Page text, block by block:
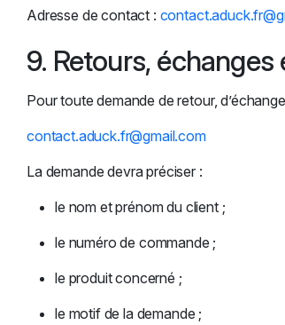
Adresse de contact :
9. Retours,
Pour toute demande de retour,
contact.aduck.fr@gmail.com
La demande devra préciser :
le nom et prénom du client ;
le numéro de commande ;
le produit concerné ;
le motif de la demande ;